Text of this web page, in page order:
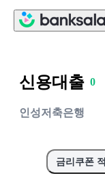
신용대출 0
4
5
인성저축은행
금리쿠폰